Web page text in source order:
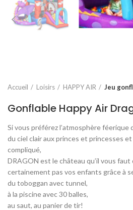
Accueil Loisirs HAPPY AIR Jeu
Gonflable Happy Air
Si vous préférez l’atmosphère féerique
du ciel clair aux princes et princesses
compliqué,
DRAGON est le château qu’il vous faut
certainement pas vos enfants grâce à
du toboggan avec tunnel,
à la piscine avec 30 balles,
au saut, au panier de tir!